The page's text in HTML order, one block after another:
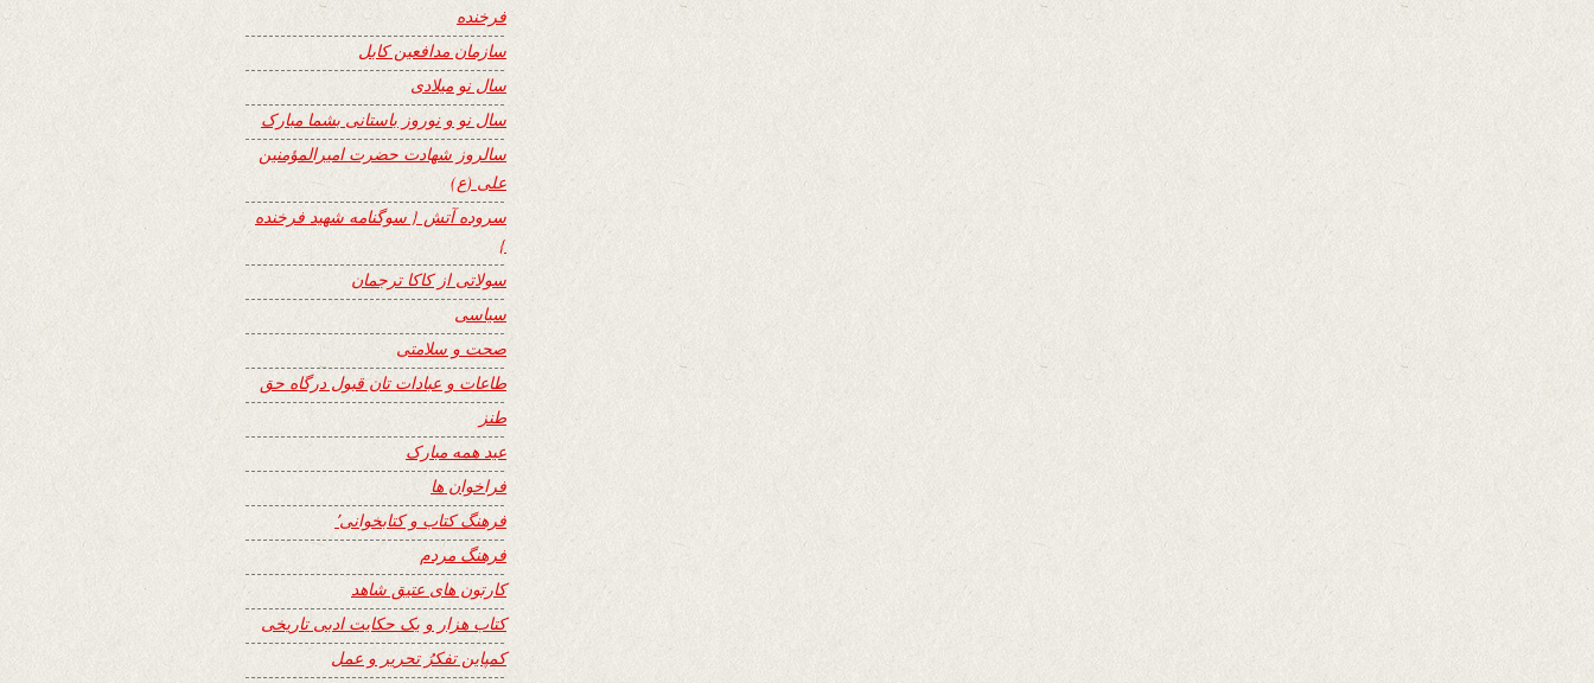
فرخنده
سازمان مدافعین کابل
سال نو میلادی
سال نو و نوروز باستانی بشما مبارک
سالروز شهادت حضرت امیرالمؤمنین
علی (ع)
سروده آتش { سوگنامه شهید فرخنده
}
سولاتی از کاکا ترجمان
سیاسی
صحت و سلامتی
طاعات و عبادات تان قبول درگاه حق
طنز
عید همه مبارک
فراخوان ها
فرهنگ کتاب و کتابخوانی٬
فرهنگ مردم
کارتون های عتیق شاهد
کتاب هزار و یک حکایت ادبی تاریخی
کمپاین تفکرُ تحریر و عمل